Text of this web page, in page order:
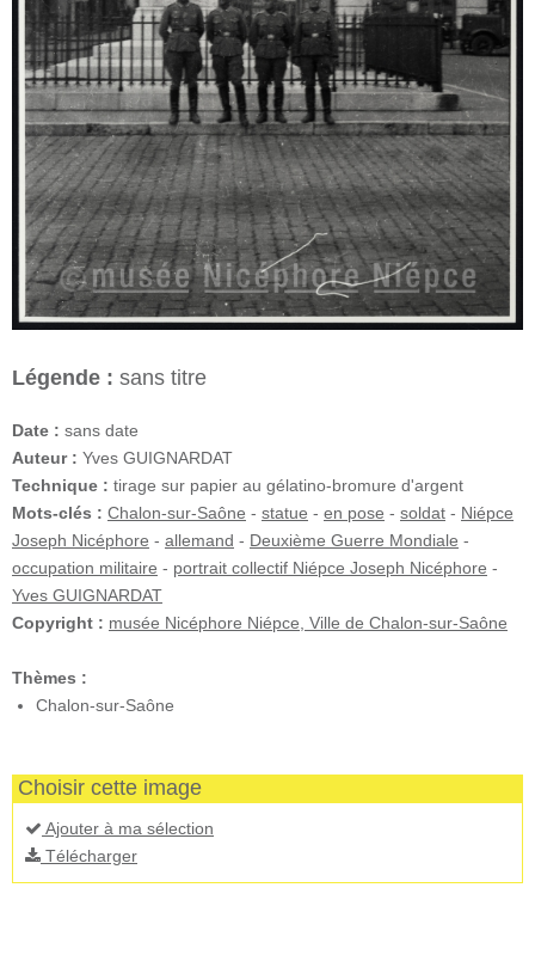
Légende : sans titre
Date : sans date
Auteur : Yves GUIGNARDAT
Technique : tirage sur papier au gélatino-bromure d'argent
Mots-clés : Chalon-sur-Saône - statue - en pose - soldat - Niépce
Joseph Nicéphore - allemand - Deuxième Guerre Mondiale -
occupation militaire - portrait collectif Niépce Joseph Nicéphore -
Yves GUIGNARDAT
Copyright : musée Nicéphore Niépce, Ville de Chalon-sur-Saône
Thèmes :
Chalon-sur-Saône
Choisir cette image
Ajouter à ma sélection
Télécharger